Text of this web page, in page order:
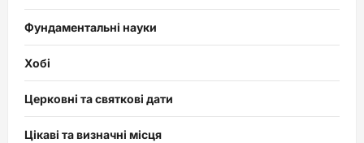
Фундаментальні науки
Хобі
Церковні та святкові дати
Цікаві та визначні місця